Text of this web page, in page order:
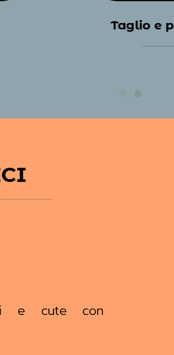
Taglio e piega
e cute con